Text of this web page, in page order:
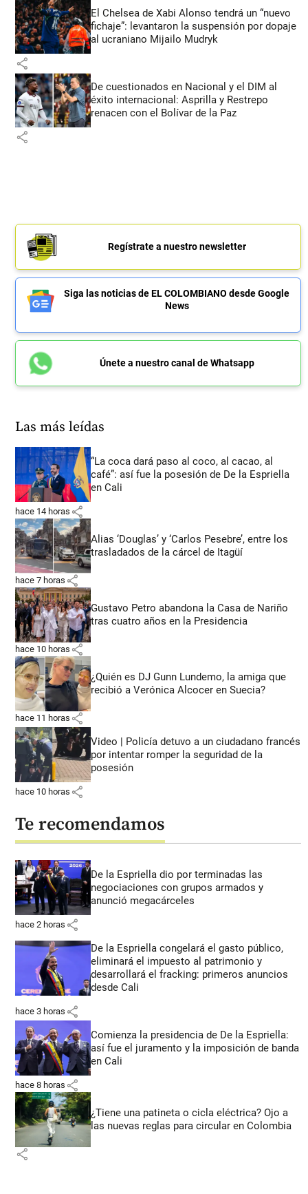
El Chelsea de Xabi Alonso tendrá un “nuevo
fichaje”: levantaron la suspensión por dopaje
al ucraniano Mijailo Mudryk
share
De cuestionados en Nacional y el DIM al
éxito internacional: Asprilla y Restrepo
renacen con el Bolívar de la Paz
share
Regístrate a nuestro newsletter
Siga las noticias de EL COLOMBIANO desde Google
News
Únete a nuestro canal de Whatsapp
Las más leídas
“La coca dará paso al coco, al cacao, al
café”: así fue la posesión de De la Espriella
en Cali
hace 14 horas share
Alias ‘Douglas’ y ‘Carlos Pesebre’, entre los
trasladados de la cárcel de Itagüí
hace 7 horas share
Gustavo Petro abandona la Casa de Nariño
tras cuatro años en la Presidencia
hace 10 horas share
¿Quién es DJ Gunn Lundemo, la amiga que
recibió a Verónica Alcocer en Suecia?
hace 11 horas share
Video | Policía detuvo a un ciudadano francés
por intentar romper la seguridad de la
posesión
hace 10 horas share
Te recomendamos
De la Espriella dio por terminadas las
negociaciones con grupos armados y
anunció megacárceles
hace 2 horas share
De la Espriella congelará el gasto público,
eliminará el impuesto al patrimonio y
desarrollará el fracking: primeros anuncios
desde Cali
hace 3 horas share
Comienza la presidencia de De la Espriella:
así fue el juramento y la imposición de banda
en Cali
hace 8 horas share
¿Tiene una patineta o cicla eléctrica? Ojo a
las nuevas reglas para circular en Colombia
share